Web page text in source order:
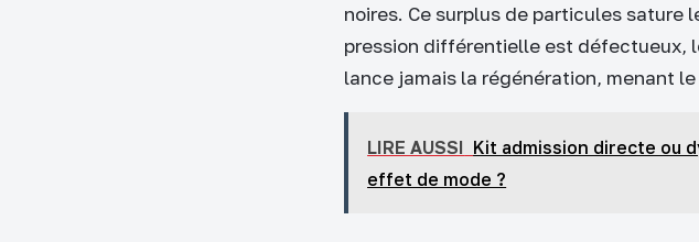
noires. Ce surplus de particules sature
pression différentielle est défectueux,
lance jamais la régénération, menant
LIRE AUSSI Kit admission directe ou
effet de mode ?